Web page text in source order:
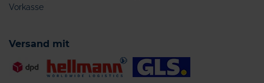
Vorkasse
Versand mit